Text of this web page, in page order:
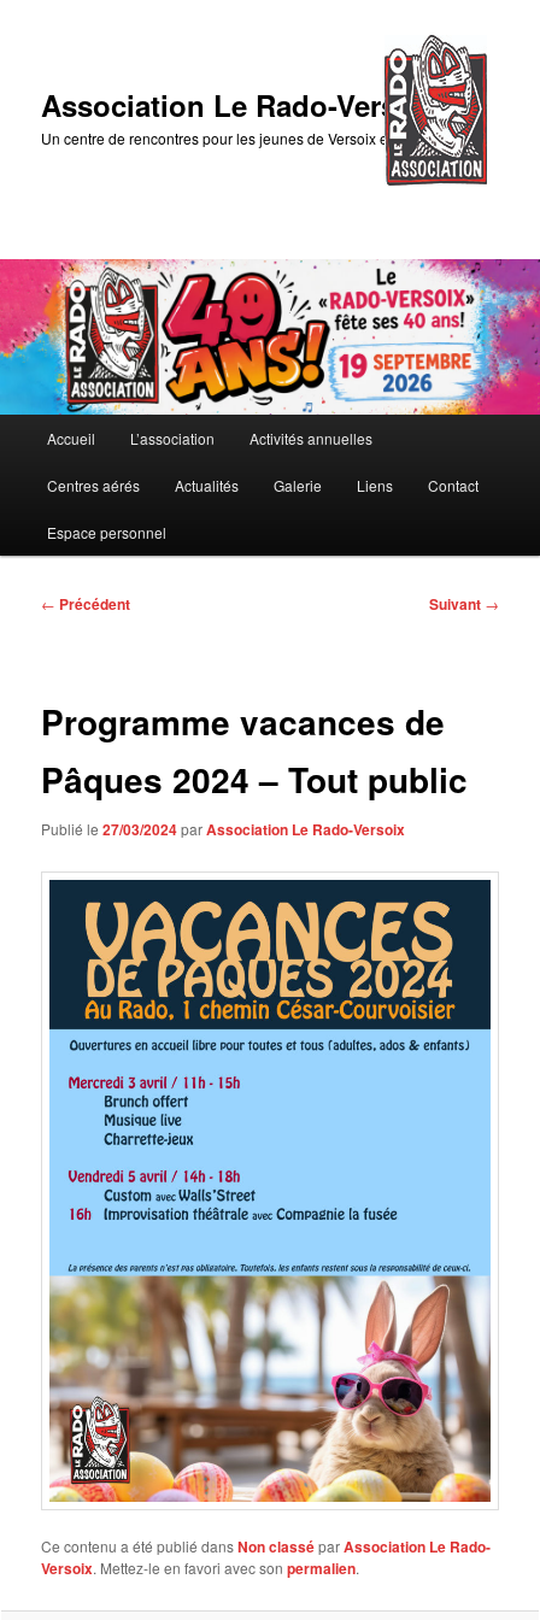
Association Le Rado-Versoix
Un centre de rencontres pour les jeunes de Versoix et des environs
principal
Aller
au
contenu
principal
Accueil L’association Activités annuelles
Centres aérés Actualités Galerie Liens Contact
Espace personnel
Navigation
← Précédent Suivant →
Programme vacances de
Pâques 2024 – Tout public
Publié le27/03/2024parAssociation Le Rado-Versoix
Ce contenu a été publié dansNon classéparAssociation Le Rado-
Versoix. Mettez-le en favori avec sonpermalien.